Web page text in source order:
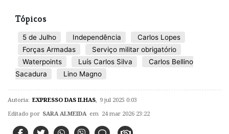
Tópicos
5 de Julho Independência
Carlos Lopes
Forças Armadas
Serviço militar obrigatório
Waterpoints
Luís Carlos Silva
Carlos Bellino
Sacadura
Lino Magno
Autoria: EXPRESSO DAS ILHAS 9 jul 2025 0:03
Editado por SARA ALMEIDA em 24 mar 2026 23:22